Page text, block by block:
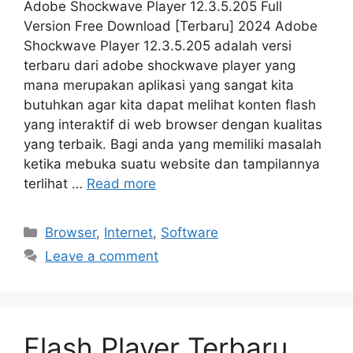
Adobe Shockwave Player 12.3.5.205 Full
Version Free Download [Terbaru] 2024 Adobe
Shockwave Player 12.3.5.205 adalah versi
terbaru dari adobe shockwave player yang
mana merupakan aplikasi yang sangat kita
butuhkan agar kita dapat melihat konten flash
yang interaktif di web browser dengan kualitas
yang terbaik. Bagi anda yang memiliki masalah
ketika mebuka suatu website dan tampilannya
terlihat … Read more
Categories
Browser, Internet, Software
Leave a comment